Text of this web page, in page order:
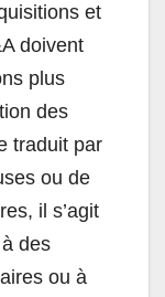
et
doivent
plus
des
traduit par
ou de
il s’agit
des
ou à